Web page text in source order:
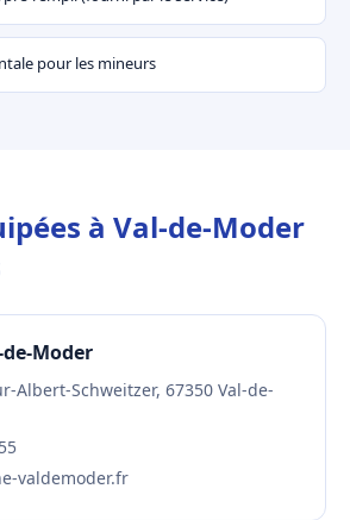
pour les mineurs
à Val-de-Moder
Moder
Albert-Schweitzer, 67350 Val-de-
valdemoder.fr